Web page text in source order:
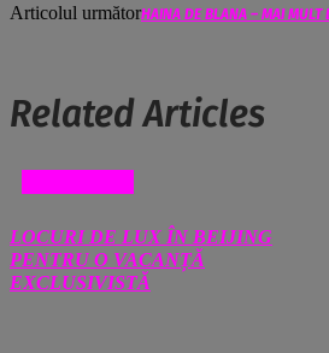
Articolul următorHAINA DE BLANA – MAI MULT
Related Articles
LOCURI DE LUX ÎN BEIJING
PENTRU O VACANȚĂ
EXCLUSIVISTĂ